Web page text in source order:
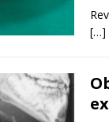
[…]